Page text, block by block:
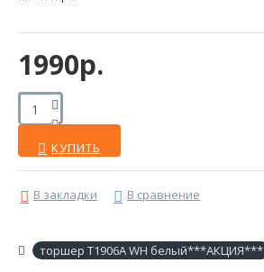
1990р.
КУПИТЬ
В закладки В сравнение
торшер T1906A WH белый***АКЦИЯ***